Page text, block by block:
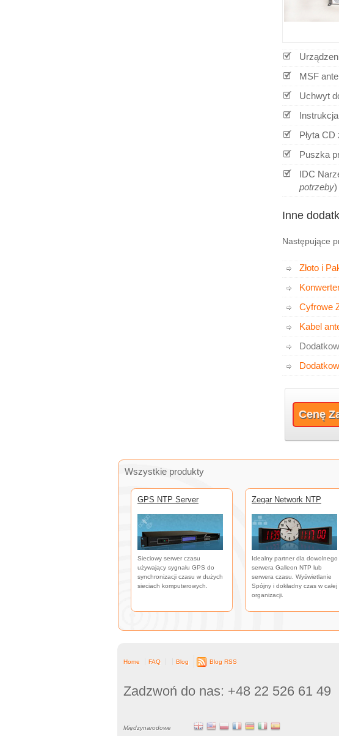
MSF
Uchwyt
Instrukcja
Płyta
Puszka
IDC
potrzeby)
Inne
Następujące
Złoto i
Cyfrowe
Kabel
Cenę
Wszystkie produkty
GPS NTP Server
Sieciowy serwer czasu
używający sygnału GPS do
synchronizacji czasu w dużych
sieciach komputerowych.
Zegar Network NTP
Idealny partner dla dowolnego
serwera Galleon NTP lub
serwera czasu. Wyświetlanie
Spójny i dokładny czas w całej
organizacji.
Home FAQ Blog Blog RSS
Zadzwoń do nas: +48 22 526 61 49
Międzynarodowe